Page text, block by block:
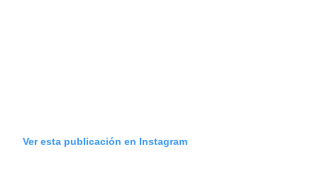
Ver esta publicación en Instagram